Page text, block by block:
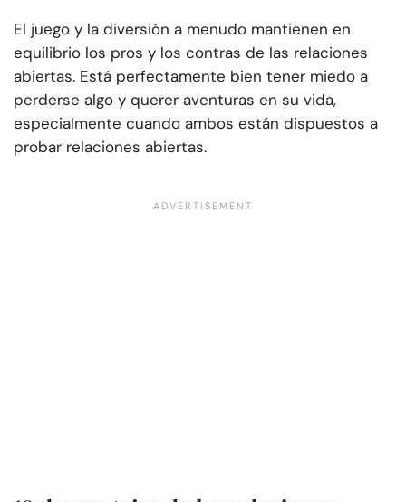
El juego y la diversión a menudo mantienen en
equilibrio los pros y los contras de las relaciones
abiertas. Está perfectamente bien tener miedo a
perderse algo y querer aventuras en su vida,
especialmente cuando ambos están dispuestos a
probar relaciones abiertas.